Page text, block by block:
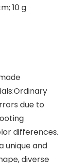
x 1.4 cm; 10 g
due to
differences.
unique and
diverse